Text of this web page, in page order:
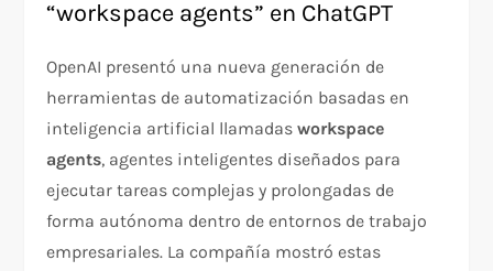
“workspace agents” en ChatGPT
OpenAI presentó una nueva generación de
herramientas de automatización basadas en
inteligencia artificial llamadasworkspace
agents, agentes inteligentes diseñados para
ejecutar tareas complejas y prolongadas de
forma autónoma dentro de entornos de trabajo
empresariales. La compañía mostró estas